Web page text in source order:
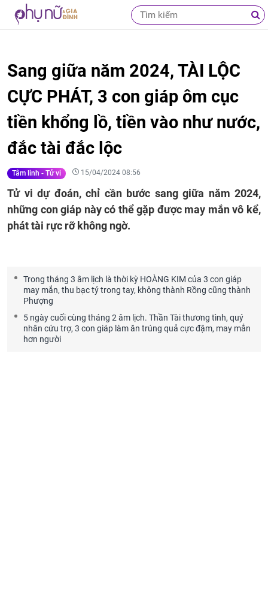
Sang giữa năm 2024, TÀI LỘC
CỰC PHÁT, 3 con giáp ôm cục
tiền khổng lồ, tiền vào như nước,
đắc tài đắc lộc
Tâm linh - Tử vi 15/04/2024 08:56
Tử vi dự đoán, chỉ cần bước sang giữa năm 2024,
những con giáp này có thể gặp được may mắn vô kể,
phát tài rực rỡ không ngờ.
Trong tháng 3 âm lịch là thời kỳ HOÀNG KIM của 3 con giáp
may mắn, thu bạc tỷ trong tay, không thành Rồng cũng thành
Phượng
5 ngày cuối cùng tháng 2 âm lịch. Thần Tài thương tình, quý
nhân cứu trợ, 3 con giáp làm ăn trúng quả cực đậm, may mắn
hơn người